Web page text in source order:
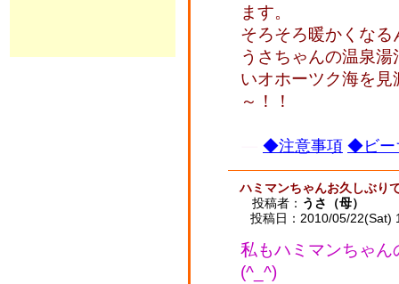
ます。
そろそろ暖かくなる
うさちゃんの温泉
いオホーツク海を
～！！
◆注意事項 ◆ビー
ハミマンちゃんお久しぶり
投稿者： うさ（母）
投稿日：2010/05/22(Sat)
私もハミマンちゃ
(^_^)